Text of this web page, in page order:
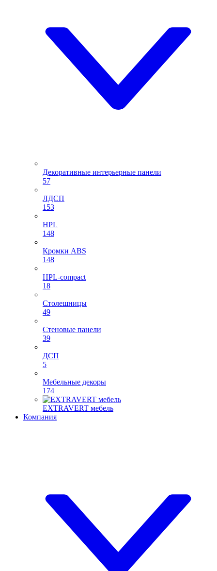
Декоративные интерьерные панели
57
ЛДСП
153
HPL
148
Кромки ABS
148
HPL-compact
18
Столешницы
49
Стеновые панели
39
ДСП
5
Мебельные декоры
174
EXTRAVERT мебель
Компания